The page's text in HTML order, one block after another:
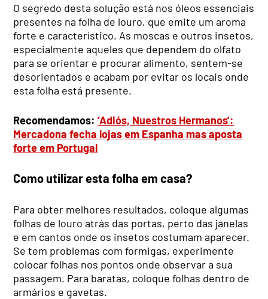
O segredo desta solução está nos óleos essenciais
presentes na folha de louro, que emite um aroma
forte e característico. As moscas e outros insetos,
especialmente aqueles que dependem do olfato
para se orientar e procurar alimento, sentem-se
desorientados e acabam por evitar os locais onde
esta folha está presente.
Recomendamos:‘Adiós, Nuestros Hermanos’:
Mercadona fecha lojas em Espanha mas aposta
forte em Portugal
Como utilizar esta folha em casa?
Para obter melhores resultados, coloque algumas
folhas de louro atrás das portas, perto das janelas
e em cantos onde os insetos costumam aparecer.
Se tem problemas com formigas, experimente
colocar folhas nos pontos onde observar a sua
passagem. Para baratas, coloque folhas dentro de
armários e gavetas.